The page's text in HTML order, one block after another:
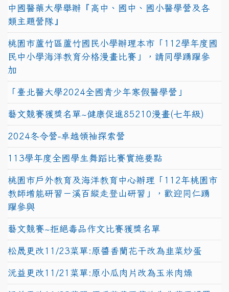
中國醫藥大學舉辦『高中、國中、國小醫學營及各
類主題營隊』
桃園市蘆竹區蘆竹國民小學辦理本市「112學年度國
民中小學海洋教育分格漫畫比賽」，請同學踴躍參
加
「臺北醫大學2024全國青少年寒假醫學營」
藝文競賽獲獎名單~健康促進85210漫畫(七年級)
2024冬令營-卓越領袖探索營
113學年度全國學生舞蹈比賽實施要點
桃園市戶外教育及海洋教育中心辦理「112年桃園市
教師增能研習－溪百縱走登山研習」，歡迎同仁踴
躍參與
藝文競賽~拒絕毒品作文比賽獲獎名單
松晟更改11/23菜單:原醬香蘭花干改為韭菜炒蛋
沅益更改11/21菜單:原小瓜肉片改為玉米肉燥